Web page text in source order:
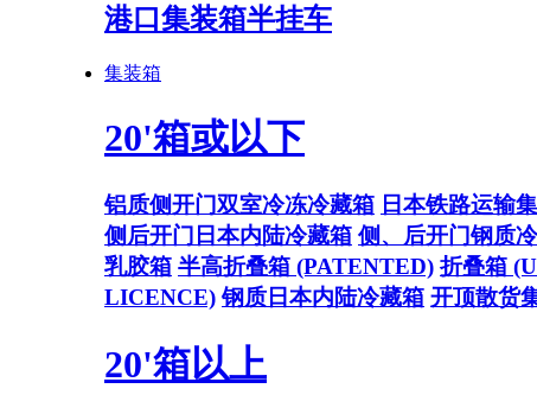
港口集装箱半挂车
集装箱
20'箱或以下
铝质侧开门双室冷冻冷藏箱 日本铁路运输
侧后开门日本内陆冷藏箱 侧、后开门钢质
乳胶箱 半高折叠箱 (PATENTED) 折叠箱
LICENCE) 钢质日本内陆冷藏箱 开顶散货
20'箱以上